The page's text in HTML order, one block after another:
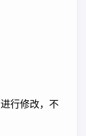
行修改，不